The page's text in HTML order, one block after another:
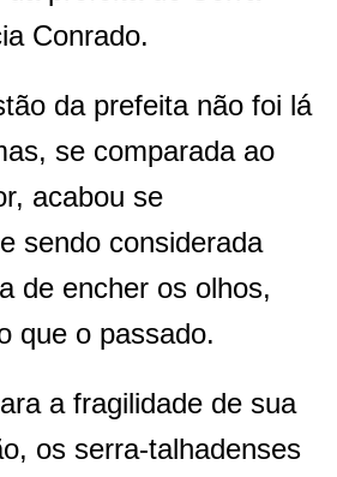
Conrado.
da prefeita não foi lá
se comparada ao
acabou se
sendo considerada
de encher os olhos,
que o passado.
a fragilidade de sua
os serra-talhadenses